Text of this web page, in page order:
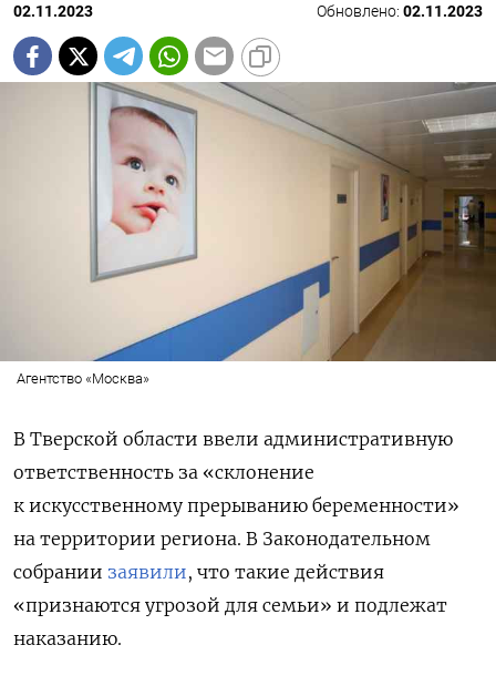
02.11.2023 Обновлено: 02.11.2023
Агентство «Москва»
В Тверской области ввели административную
ответственность за «склонение
к искусственному прерыванию беременности»
на территории региона. В Законодательном
собрании заявили, что такие действия
«признаются угрозой для семьи» и подлежат
наказанию.